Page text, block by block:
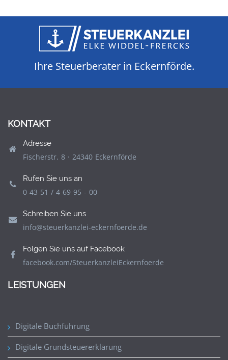
Ihre Steuerberater in Eckernförde.
KONTAKT
Adresse
Fischerstr. 8 · 24340 Eckernförde
Rufen Sie uns an
0 43 51 / 4 69 95 - 00
Schreiben Sie uns
info@steuerkanzlei-eckernfoerde.de
Folgen Sie uns auf Facebook
facebook.com/SteuerkanzleiEckernfoerde
LEISTUNGEN
Digitale Buchführung
Digitale Grundsteuererklärung